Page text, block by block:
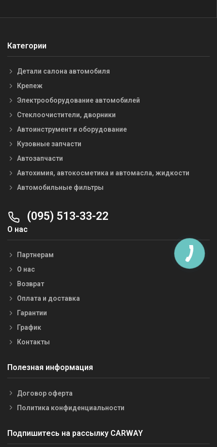
Категории
Детали салона автомобиля
Крепеж
Электрооборудование автомобилей
Стеклоочистители, дворники
Автоинструмент и оборудование
Кузовные запчасти
Автозапчасти
Автохимия, автокосметика и автомасла, жидкости
Автомобильные фильтры
(095) 513-33-22
О нас
Партнерам
О нас
Возврат
Оплата и доставка
Гарантии
График
Контакты
Полезная информация
Договор оферта
Политика конфиденциальности
Подпишитесь на рассылку CARWAY